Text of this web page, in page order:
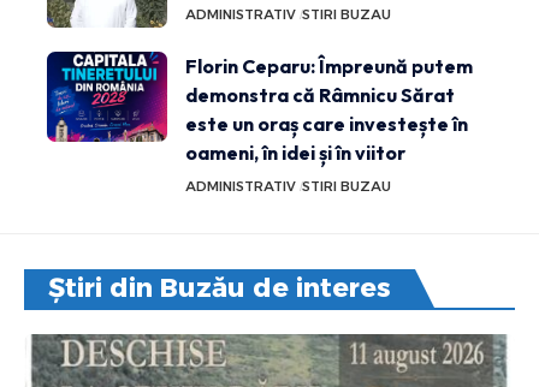
ADMINISTRATIV STIRI BUZAU
Florin Ceparu: Împreună putem
demonstra că Râmnicu Sărat
este un oraș care investește în
oameni, în idei și în viitor
ADMINISTRATIV STIRI BUZAU
Știri din Buzău de interes